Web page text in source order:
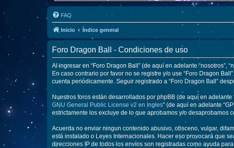
FAQ
Inicio Índice general
Foro Dragon Ball - Condiciones de uso
Al ingresar en “Foro Dragon Ball” (de aquí en adelante “nosotros”,
En caso contrario por favor no se registre y/o use “Foro Dragon
cuenta periódicamente. Seguir registrado a “Foro Dragon Ball”
Nuestros foros están desarrollados por phpBB (de aquí en adelante
GNU General Public License v2 en Ingles” (de aquí en adelante
estrictamente los excluye de lo que aprobamos y/o desaprobamos
Acuerda no enviar ningun contenido abusivo, obsceno, vulgar,
está instalado o Leyes Internacionales. Hacer eso provocará que
direcciones IP de todos los envíos son registradas como ayuda